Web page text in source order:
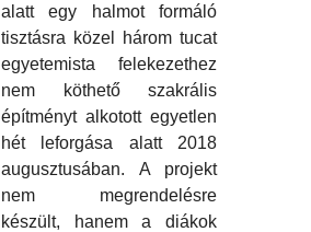
alatt egy halmot formáló
tisztásra közel három tucat
egyetemista felekezethez
nem köthető szakrális
építményt alkotott egyetlen
hét leforgása alatt 2018
augusztusában. A projekt
nem megrendelésre
készült, hanem a diákok